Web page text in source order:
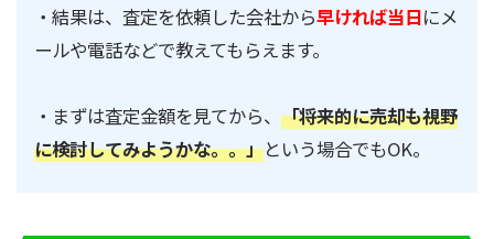
・結果は、査定を依頼した会社から早ければ当日にメ
ールや電話などで教えてもらえます。
・まずは査定金額を見てから、「将来的に売却も視野
に検討してみようかな。。」という場合でもOK。